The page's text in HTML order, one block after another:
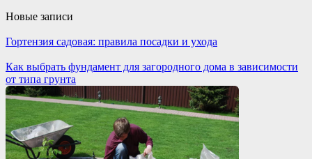
Новые записи
Гортензия садовая: правила посадки и ухода
Как выбрать фундамент для загородного дома в зависимости
от типа грунта